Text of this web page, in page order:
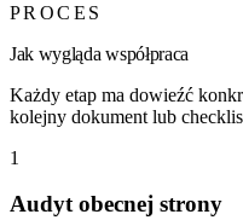
PROCES
Jak wygląda współpraca
Każdy etap ma dowieźć
kolejny dokument lub
1
Audyt obecnej strony